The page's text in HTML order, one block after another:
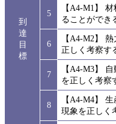
到
達
目
標
5
【A4-M1】
ることができ
6
【A4-M2】
正しく考察す
7
【A4-M3】
を正しく考察
8
【A4-M4】
現象を正しく